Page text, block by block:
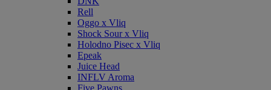
Rell
Oggo x Vliq
Shock Sour x Vliq
Holodno Pisec x Vliq
Epeak
Juice Head
INFLV Aroma
Five Pawns